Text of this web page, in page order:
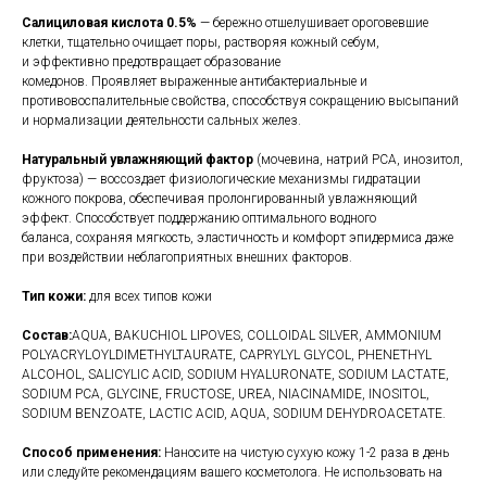
Салициловая кислота 0.5% — бережно отшелушивает ороговевшие
клетки, тщательно очищает поры, растворяя кожный себум,
и эффективно предотвращает образование
комедонов. Проявляет выраженные антибактериальные и
противовоспалительные свойства, способствуя сокращению высыпаний
и нормализации деятельности сальных желез.
Натуральный увлажняющий фактор (мочевина, натрий PCA, инозитол,
фруктоза) — воссоздает физиологические механизмы гидратации
кожного покрова, обеспечивая пролонгированный увлажняющий
эффект. Способствует поддержанию оптимального водного
баланса, сохраняя мягкость, эластичность и комфорт эпидермиса даже
при воздействии неблагоприятных внешних факторов.
Тип кожи: для всех типов кожи
Состав:AQUA, BAKUCHIOL LIPOVES, COLLOIDAL SILVER, AMMONIUM
POLYACRYLOYLDIMETHYLTAURATE, CAPRYLYL GLYCOL, PHENETHYL
ALCOHOL, SALICYLIC ACID, SODIUM HYALURONATE, SODIUM LACTATE,
SODIUM PCA, GLYCINE, FRUCTOSE, UREA, NIACINAMIDE, INOSITOL,
SODIUM BENZOATE, LACTIC ACID, AQUA, SODIUM DEHYDROACETATE.
Способ применения: Наносите на чистую сухую кожу 1-2 раза в день
или следуйте рекомендациям вашего косметолога. Не использовать на